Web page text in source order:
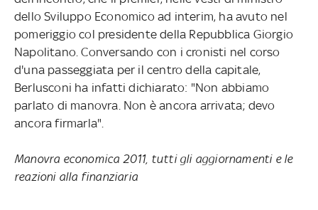
dello Sviluppo Economico ad interim, ha avuto nel
pomeriggio col presidente della Repubblica Giorgio
Napolitano. Conversando con i cronisti nel corso
d'una passeggiata per il centro della capitale,
Berlusconi ha infatti dichiarato: "Non abbiamo
parlato di manovra. Non è ancora arrivata; devo
ancora firmarla".
Manovra economica 2011, tutti gli aggiornamenti e le
reazioni alla finanziaria